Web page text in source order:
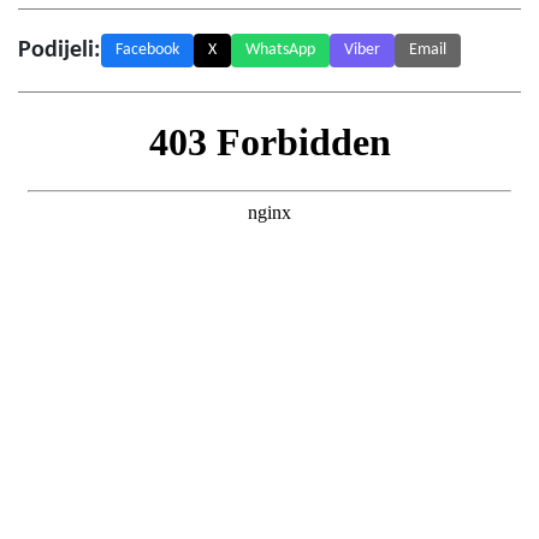
Podijeli: Facebook X WhatsApp Viber Email